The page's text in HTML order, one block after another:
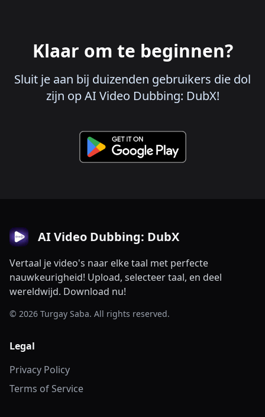
Klaar om te beginnen?
Sluit je aan bij duizenden gebruikers die dol
zijn op AI Video Dubbing: DubX!
AI Video Dubbing: DubX
Vertaal je video's naar elke taal met perfecte
nauwkeurigheid! Upload, selecteer taal, en deel
wereldwijd. Download nu!
© 2026 Turgay Saba. All rights reserved.
Legal
Privacy Policy
Terms of Service